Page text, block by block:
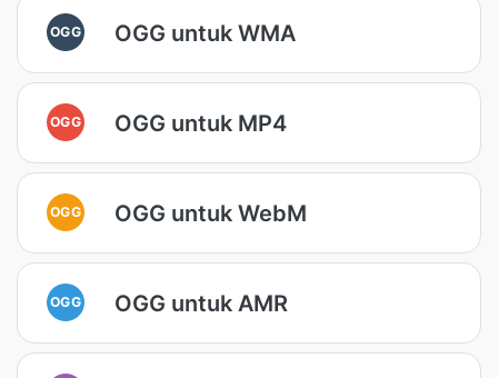
OGG OGG untuk WMA
OGG OGG untuk MP4
OGG OGG untuk WebM
OGG OGG untuk AMR